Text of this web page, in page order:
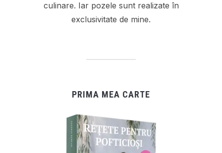
culinare. Iar pozele sunt realizate în
exclusivitate de mine.
PRIMA MEA CARTE